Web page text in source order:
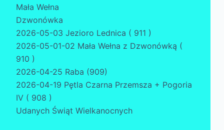
Mała Wełna
Dzwonówka
2026-05-03 Jezioro Lednica ( 911 )
2026-05-01-02 Mała Wełna z Dzwonówką (
910 )
2026-04-25 Raba (909)
2026-04-19 Pętla Czarna Przemsza + Pogoria
IV ( 908 )
Udanych Świąt Wielkanocnych